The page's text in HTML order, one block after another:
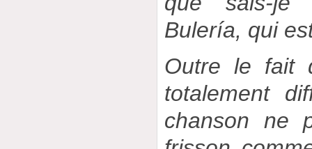
Bulería, qui
Outre le fait
totalement
chanson ne